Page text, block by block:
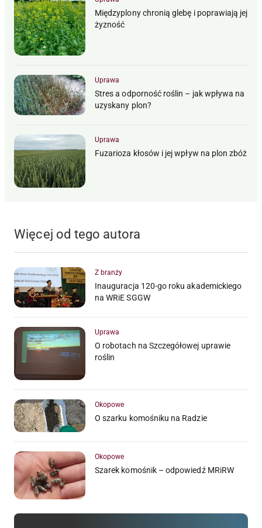
Międzyplony chronią glebę i poprawiają jej
żyzność
Uprawa
Stres a odporność roślin – jak wpływa na
uzyskany plon?
Uprawa
Fuzarioza kłosów i jej wpływ na plon zbóż
Więcej od tego autora
Z branży
Inauguracja 120-go roku akademickiego
na WRiE SGGW
Uprawa
O robotach na Szczegółowej uprawie
roślin
Okopowe
O szarku komośniku na Radzie
Okopowe
Szarek komośnik – odpowiedź MRiRW